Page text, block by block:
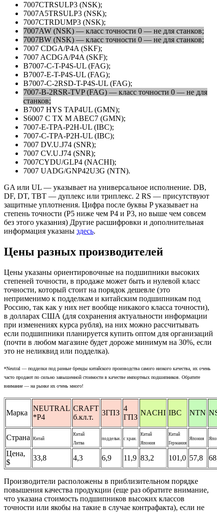
7007CTRSULP3 (NSK);
7007A5TRSULP3 (NSK);
7007CTRDUMP3 (NSK);
7007AW (NSK) — класс точности 0 — не для станков;
7007BW (NSK) — класс точности 0 — не для станков;
7007 CDGA/P4A (SKF);
7007 ACDGA/P4A (SKF);
B7007-C-T-P4S-UL (FAG);
B7007-E-T-P4S-UL (FAG);
B7007-C-2RSD-T-P4S-UL (FAG);
7007-B-2RSR-TVP (FAG) — класс точности 0 — не для
станков;
B7007 HYS TAP4UL (GMN);
S6007 C TX M ABEC7 (GMN);
7007-E-TPA-P2H-UL (IBC);
7007-C-TPA-P2H-UL (IBC);
7007 DV.U.J74 (SNR);
7007 СV.U.J74 (SNR);
7007CYDU/GLP4 (NACHI);
7007 UADG/GNP42U3G (NTN).
GA или UL — указывает на универсальное исполнение. DB,
DF, DT, TBT — дуплекс или триплекс. 2 RS — присутствуют
защитные уплотнения. Цифра после буквы P указывает на
степень точности (P5 ниже чем P4 и Р3, но выше чем совсем
без этого указания) Другие расшифровки и дополнительная
информация указаны здесь.
Цены разных производителей
Цены указаны ориентировочные на подшипники высоких
степеней точности, в продаже может быть и нулевой класс
точности, который стоит на порядок дешевле (это
неприменимо к подделкам и китайским подшипникам под
Россию, так как у них нет вообще никакого класса точности),
в долларах США (для сохранения актуальности информации
при изменениях курса рубля), на них можно рассчитывать
если подшипники планируется купить оптом для организаций
(почти в любом магазине будет дороже минимум на 30%, если
это не неликвид или подделка).
*Neutral — подделки под разные бренды китайского производства самого низкого качества, их очень
часто продают по сильно завышенной стоимости в качестве импортных подшипников. Обратите
внимание — на рынке их очень много!
Марка
NEUTRAL
*P4
CRAFT
б.кл.т.
3ГПЗ
4
ГПЗ
NACHI IBC NTN
Страна Китай
Китай
Литва
поддельн. с хран.
Китай
Япония
Китай
Германия
Япония
Цена,
$
33,8 4,3 6,9 11,9 83,2 101,0 57,8
Производители расположены в приблизительном порядке
повышения качества продукции (еще раз обратите внимание,
что указана стоимость подшипников высоких классов
точности или якобы на такие в случае контрафакта), если не